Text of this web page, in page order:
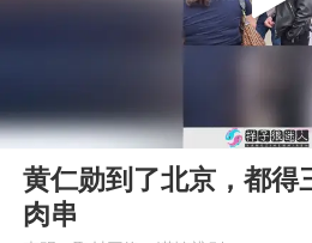
00:00
Play
黄仁勋到了北京，都得
肉串